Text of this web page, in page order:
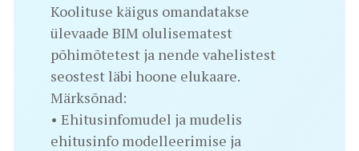
Koolituse käigus omandatakse
ülevaade BIM olulisematest
põhimõtetest ja nende vahelistest
seostest läbi hoone elukaare.
Märksõnad:
• Ehitusinfomudel ja mudelis
ehitusinfo modelleerimise ja